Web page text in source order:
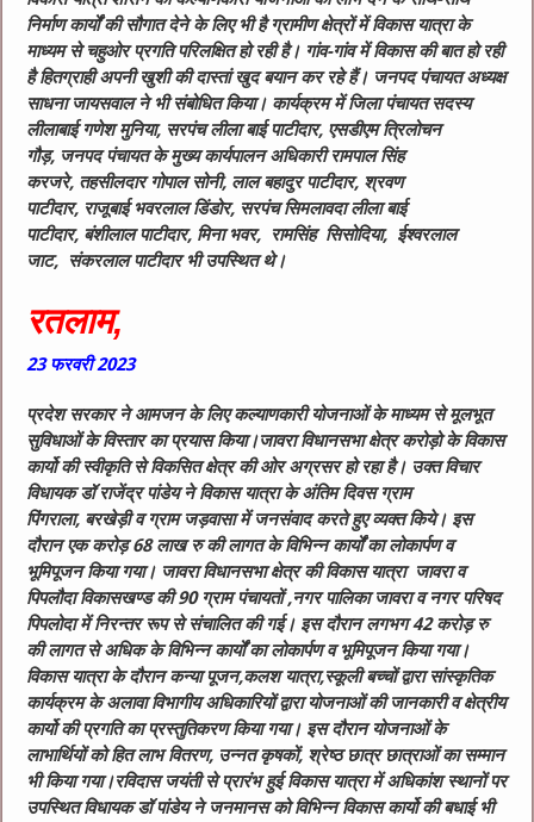
निर्माण कार्यों की सौगात देने के लिए भी है ग्रामीण क्षेत्रों में विकास यात्रा के
माध्यम से चहुओर प्रगति परिलक्षित हो रही है। गांव-गांव में विकास की बात हो रही
है हितग्राही अपनी खुशी की दास्तां खुद बयान कर रहे हैं। जनपद पंचायत अध्यक्ष
साधना जायसवाल ने भी संबोधित किया। कार्यक्रम में जिला पंचायत सदस्य
लीलाबाई गणेश मुनिया, सरपंच लीला बाई पाटीदार, एसडीएम त्रिलोचन
गौड़, जनपद पंचायत के मुख्य कार्यपालन अधिकारी रामपाल सिंह
करजरे, तहसीलदार गोपाल सोनी, लाल बहादुर पाटीदार, श्रवण
पाटीदार, राजूबाई भवरलाल डिंडोर, सरपंच सिमलावदा लीला बाई
पाटीदार, बंशीलाल पाटीदार, मिना भवर, रामसिंह सिसोदिया, ईश्वरलाल
जाट, संकरलाल पाटीदार भी उपस्थित थे।
रतलाम,
23फरवरी2023
प्रदेश सरकार ने आमजन के लिए कल्याणकारी योजनाओं के माध्यम से मूलभूत
सुविधाओं के विस्तार का प्रयास किया।जावरा विधानसभा क्षेत्र करोड़ो के विकास
कार्यो की स्वीकृति से विकसित क्षेत्र की ओर अग्रसर हो रहा है। उक्त विचार
विधायक डॉ राजेंद्र पांडेय ने विकास यात्रा के अंतिम दिवस ग्राम
पिंगराला, बरखेड़ी व ग्राम जड़वासा में जनसंवाद करते हुए व्यक्त किये। इस
दौरान एक करोड़ 68 लाख रु की लागत के विभिन्न कार्यों का लोकार्पण व
भूमिपूजन किया गया। जावरा विधानसभा क्षेत्र की विकास यात्रा जावरा व
पिपलौदा विकासखण्ड की 90 ग्राम पंचायतों ,नगर पालिका जावरा व नगर परिषद
पिपलोदा में निरन्तर रूप से संचालित की गई। इस दौरान लगभग 42 करोड़ रु
की लागत से अधिक के विभिन्न कार्यों का लोकार्पण व भूमिपूजन किया गया।
विकास यात्रा के दौरान कन्या पूजन,कलश यात्रा,स्कूली बच्चों द्वारा सांस्कृतिक
कार्यक्रम के अलावा विभागीय अधिकारियों द्वारा योजनाओं की जानकारी व क्षेत्रीय
कार्यो की प्रगति का प्रस्तुतिकरण किया गया। इस दौरान योजनाओं के
लाभार्थियों को हित लाभ वितरण, उन्नत कृषकों, श्रेष्ठ छात्र छात्राओं का सम्मान
भी किया गया।रविदास जयंती से प्रारंभ हुई विकास यात्रा में अधिकांश स्थानों पर
उपस्थित विधायक डॉ पांडेय ने जनमानस को विभिन्न विकास कार्यो की बधाई भी